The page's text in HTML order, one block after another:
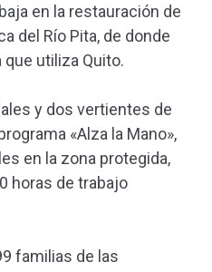
en la restauración de
del Río Pita, de donde
que utiliza Quito.
y dos vertientes de
«Alza la Mano»,
en la zona protegida,
horas de trabajo
familias de las